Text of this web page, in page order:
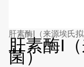
肝素酶I（来源埃氏拟
肝素酶I
菌）